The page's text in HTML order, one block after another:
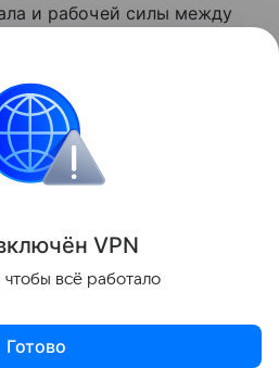
и рабочей силы между
интеграции.
Внешняя политика
Поделиться
ён VPN
всё работало
Готово